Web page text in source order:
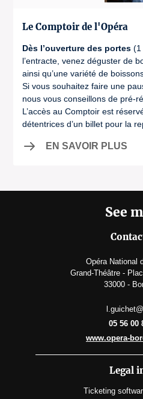
Le Comptoir de l'Opéra
Dès l’ouverture des portes (1
l’entracte, venez déguster de
ainsi qu’une variété de
Si vous souhaitez faire une
nous vous conseillons de pré-
L’accès au Comptoir est
détentrices d’un billet pour la
EN SAVOIR PLUS
See
Opéra National
Grand-Théâtre -
33000 -
05 56 00
www.opera-
Legal
Ticketing